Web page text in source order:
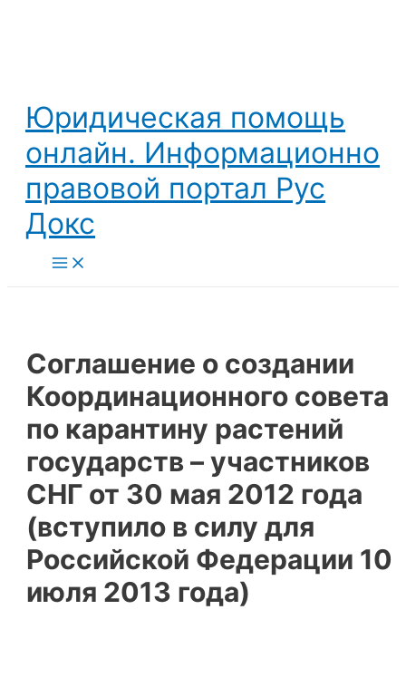
Юридическая помощь
онлайн. Информационно
правовой портал Рус
Докс
Main
Menu
Соглашение о создании
Координационного совета
по карантину растений
государств – участников
СНГ от 30 мая 2012 года
(вступило в силу для
Российской Федерации 10
июля 2013 года)